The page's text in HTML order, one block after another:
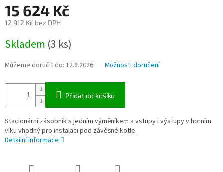
15 624 Kč
12 912 Kč bez DPH
cena:
Skladem (3 ks)
Můžeme doručit do: 12.8.2026 Možnosti doručení
Přidat do košíku
Stacionární zásobník s jedním výměníkem a vstupy i výstupy v horním
víku vhodný pro instalaci pod závěsné kotle.
Detailní informace